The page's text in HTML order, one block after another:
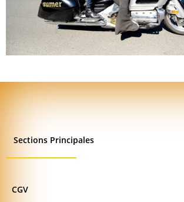
Sections Principales
CGV